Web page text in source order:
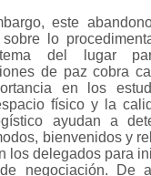
este
sobre lo
del lugar
de paz cobra
en los
físico y la
ayudan a
bienvenidos y
los delegados para
negociación. De